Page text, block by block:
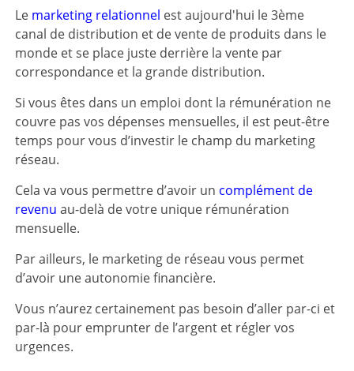
Le marketing relationnel est aujourd'hui le 3ème
canal de distribution et de vente de produits dans le
monde et se place juste derrière la vente par
correspondance et la grande distribution.
Si vous êtes dans un emploi dont la rémunération ne
couvre pas vos dépenses mensuelles, il est peut-être
temps pour vous d’investir le champ du marketing
réseau.
Cela va vous permettre d’avoir un complément de
revenuau-delà de votre unique rémunération
mensuelle.
Par ailleurs, le marketing de réseau vous permet
d’avoir une autonomie financière.
Vous n’aurez certainement pas besoin d’aller par-ci et
par-là pour emprunter de l’argent et régler vos
urgences.